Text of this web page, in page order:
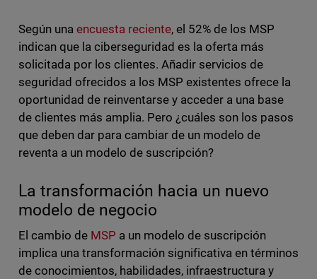
Según una encuesta reciente, el 52% de los MSP
indican que la ciberseguridad es la oferta más
solicitada por los clientes. Añadir servicios de
seguridad ofrecidos a los MSP existentes ofrece la
oportunidad de reinventarse y acceder a una base
de clientes más amplia. Pero ¿cuáles son los pasos
que deben dar para cambiar de un modelo de
reventa a un modelo de suscripción?
La transformación hacia un nuevo
modelo de negocio
El cambio de MSP a un modelo de suscripción
implica una transformación significativa en términos
de conocimientos, habilidades, infraestructura y